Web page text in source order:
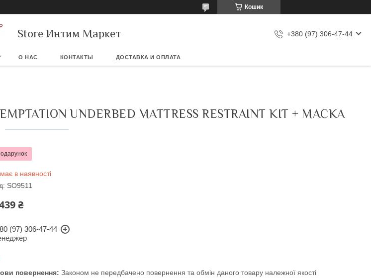
Кошик
Store Интим Маркет +380 (97) 306-47-44
О НАС КОНТАКТЫ ДОСТАВКА И ОПЛАТА
UNDERBED MATTRESS RESTRAINT KIT + МАСКА
в наявності
SO9511
₴
(97) 306-47-44
Законом не передбачено повернення та обмін даного товару належної якості